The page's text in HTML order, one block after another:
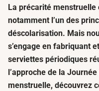
La précarité
notamment l’un des
déscolarisation. Mais
s’engage en fabriquant
serviettes périodiques
l’approche de la
menstruelle, découvrez